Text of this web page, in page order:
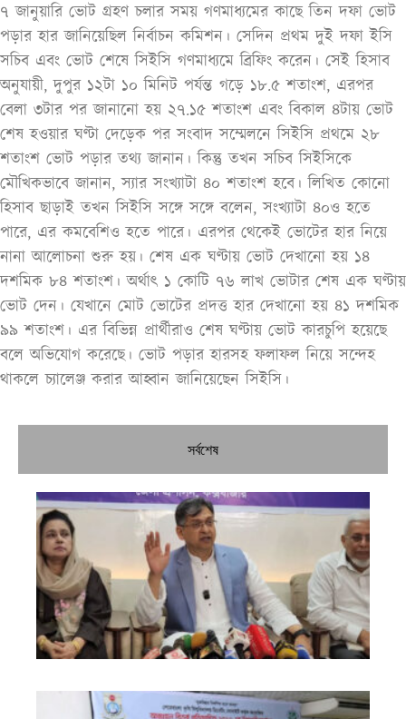
৭ জানুয়ারি ভোট গ্রহণ চলার সময় গণমাধ্যমের কাছে তিন দফা ভোট
পড়ার হার জানিয়েছিল নির্বাচন কমিশন। সেদিন প্রথম দুই দফা ইসি
সচিব এবং ভোট শেষে সিইসি গণমাধ্যমে ব্রিফিং করেন। সেই হিসাব
অনুযায়ী, দুপুর ১২টা ১০ মিনিট পর্যন্ত গড়ে ১৮.৫ শতাংশ, এরপর
বেলা ৩টার পর জানানো হয় ২৭.১৫ শতাংশ এবং বিকাল ৪টায় ভোট
শেষ হওয়ার ঘণ্টা দেড়েক পর সংবাদ সম্মেলনে সিইসি প্রথমে ২৮
শতাংশ ভোট পড়ার তথ্য জানান। কিন্তু তখন সচিব সিইসিকে
মৌখিকভাবে জানান, স্যার সংখ্যাটা ৪০ শতাংশ হবে। লিখিত কোনো
হিসাব ছাড়াই তখন সিইসি সঙ্গে সঙ্গে বলেন, সংখ্যাটা ৪০ও হতে
পারে, এর কমবেশিও হতে পারে। এরপর থেকেই ভোটের হার নিয়ে
নানা আলোচনা শুরু হয়। শেষ এক ঘণ্টায় ভোট দেখানো হয় ১৪
দশমিক ৮৪ শতাংশ। অর্থাৎ ১ কোটি ৭৬ লাখ ভোটার শেষ এক ঘণ্টায়
ভোট দেন। যেখানে মোট ভোটের প্রদত্ত হার দেখানো হয় ৪১ দশমিক
৯৯ শতাংশ। এর বিভিন্ন প্রার্থীরাও শেষ ঘণ্টায় ভোট কারচুপি হয়েছে
বলে অভিযোগ করেছে। ভোট পড়ার হারসহ ফলাফল নিয়ে সন্দেহ
থাকলে চ্যালেঞ্জ করার আহ্বান জানিয়েছেন সিইসি।
সর্বশেষ